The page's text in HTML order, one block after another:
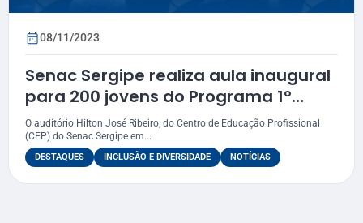
08/11/2023
Senac Sergipe realiza aula inaugural
para 200 jovens do Programa 1º
Emprego
O auditório Hilton José Ribeiro, do Centro de Educação Profissional
(CEP) do Senac Sergipe em...
DESTAQUES INCLUSÃO E DIVERSIDADE NOTÍCIAS